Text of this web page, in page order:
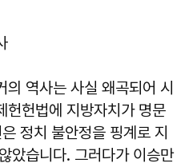
역사는 사실 왜곡되어 시
헌법에 지방자치가 명문
정치 불안정을 핑계로 지
았습니다. 그러다가 이승만